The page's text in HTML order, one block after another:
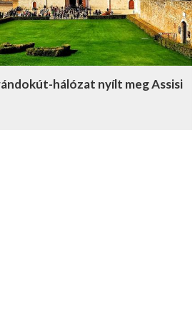
hálózat nyílt meg Assisi